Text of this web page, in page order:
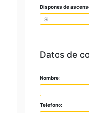
Dispones de
Datos de
Nombre:
Telefono: